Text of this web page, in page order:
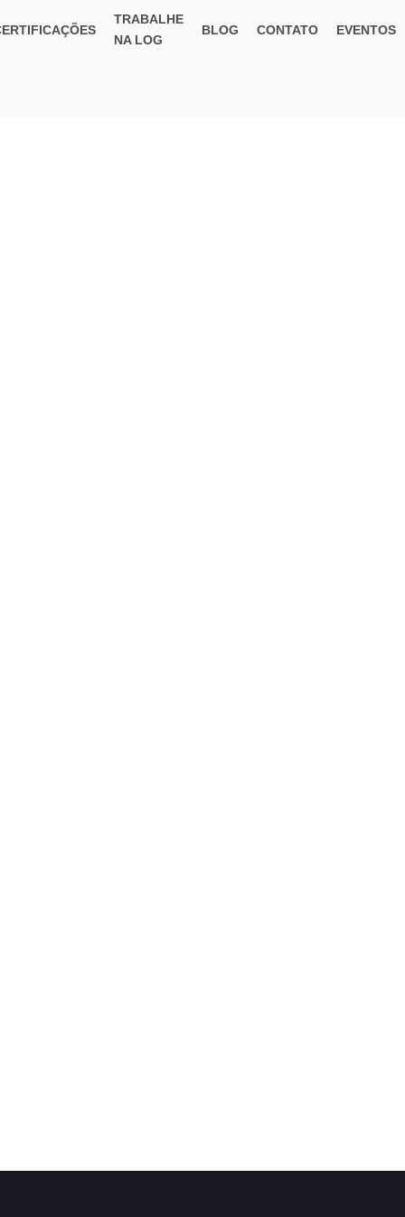
TRABALHE
NA LOG
BLOG CONTATO EVENTOS